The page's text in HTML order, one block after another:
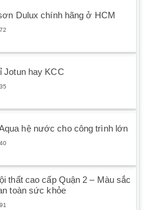
Dulux chính hãng ở HCM
Jotun hay KCC
hệ nước cho công trình lớn
thất cao cấp Quận 2 – Màu sắc
toàn sức khỏe